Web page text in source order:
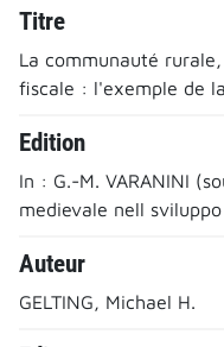
Titre
La communauté
fiscale : l'exemple de la
Edition
In : G.-M. VARANINI
medievale nell
Auteur
GELTING, Michael H.